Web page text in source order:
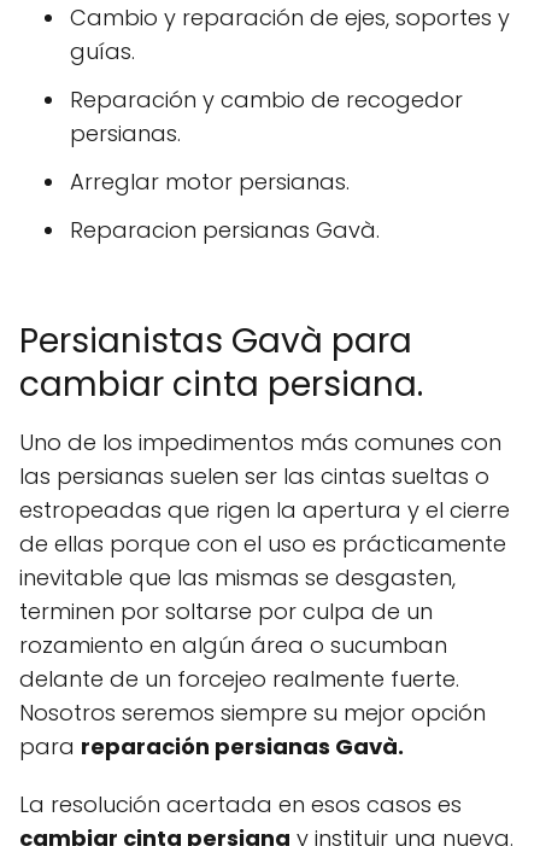
Cambio y reparación de ejes, soportes y
guías.
Reparación y cambio de recogedor
persianas.
Arreglar motor persianas.
Reparacion persianas Gavà.
Persianistas Gavà para
cambiar cinta persiana.
Uno de los impedimentos más comunes con
las persianas suelen ser las cintas sueltas o
estropeadas que rigen la apertura y el cierre
de ellas porque con el uso es prácticamente
inevitable que las mismas se desgasten,
terminen por soltarse por culpa de un
rozamiento en algún área o sucumban
delante de un forcejeo realmente fuerte.
Nosotros seremos siempre su mejor opción
para reparación persianas Gavà.
La resolución acertada en esos casos es
cambiar cinta persiana y instituir una nueva.